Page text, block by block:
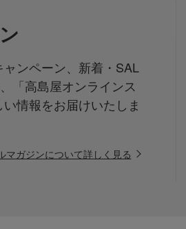
ンペーン、新着・SAL
「高島屋オンラインス
情報をお届けいたしま
マガジンについて詳しく見る